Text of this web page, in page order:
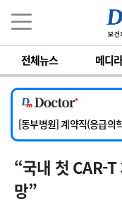
전체뉴스 메디
[서울아산병원] 2026년 하
[영남대학교의료원] 마취
[충남대학교병원] 소아청
[동부병원] 계약직(응급의
[이대목동병원] 하반기 전
[서울아산병원] 2026년 하
[영남대학교의료원] 마취통
“국내 첫 CAR-T
망”